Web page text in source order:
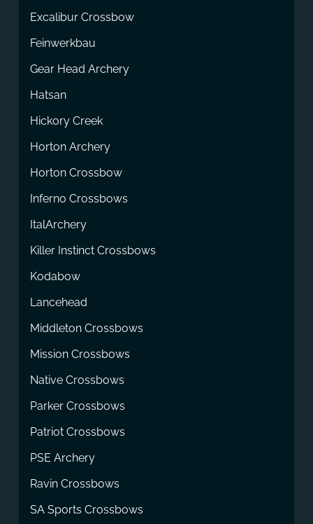
Excalibur Crossbow
Feinwerkbau
Gear Head Archery
Hatsan
Hickory Creek
Horton Archery
Horton Crossbow
Inferno Crossbows
ItalArchery
Killer Instinct Crossbows
Kodabow
Lancehead
Middleton Crossbows
Mission Crossbows
Native Crossbows
Parker Crossbows
Patriot Crossbows
PSE Archery
Ravin Crossbows
SA Sports Crossbows